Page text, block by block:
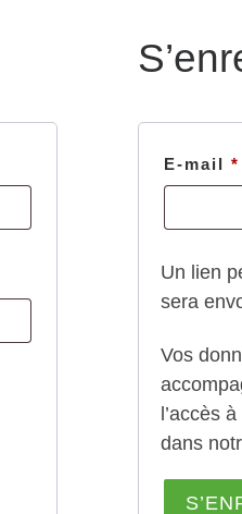
E-mail*
Un lien
sera
Vos
l’accès
dans